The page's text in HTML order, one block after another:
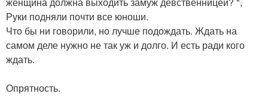
Руки подняли почти все юноши.
Что бы ни говорили, но лучше подождать. Ждать на
самом деле нужно не так уж и долго. И есть ради кого
ждать.
Опрятность.